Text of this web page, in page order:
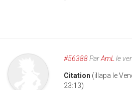
#56388ParAmL le
Citation (illapa le
23:13)